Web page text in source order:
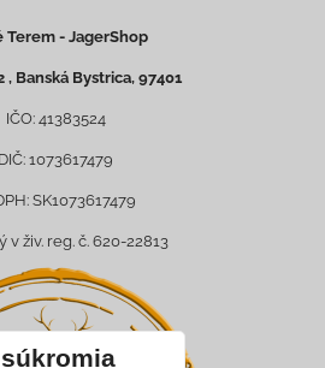
Terem - JagerShop
, Banská Bystrica, 97401
IČO: 41383524
DIČ: 1073617479
SK1073617479
v živ. reg. č. 620-22813